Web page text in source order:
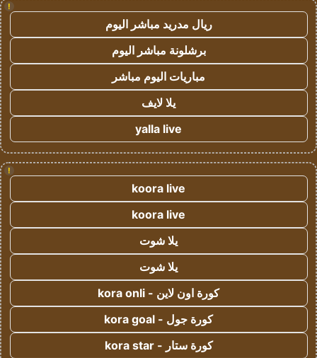
!
ريال مدريد مباشر اليوم
برشلونة مباشر اليوم
مباريات اليوم مباشر
يلا لايف
yalla live
!
koora live
koora live
يلا شوت
يلا شوت
كورة اون لاين - kora onli
كورة جول - kora goal
كورة ستار - kora star